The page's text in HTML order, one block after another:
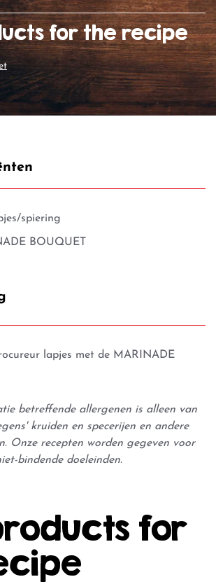
for the recipe
spiering
BOUQUET
lapjes met de MARINADE
betreffende allergenen is alleen van
kruiden en specerijen en andere
Onze recepten worden gegeven voor
bindende doeleinden.
for